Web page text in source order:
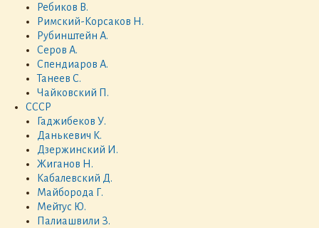
Ребиков В.
Римский-Корсаков Н.
Рубинштейн А.
Серов А.
Спендиаров А.
Танеев С.
Чайковский П.
СССР
Гаджибеков У.
Данькевич К.
Дзержинский И.
Жиганов Н.
Кабалевский Д.
Майборода Г.
Мейтус Ю.
Палиашвили З.